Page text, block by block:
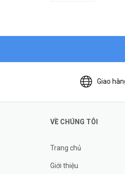
Giao
VỀ CHÚNG TÔI
Trang chủ
Giới thiệu